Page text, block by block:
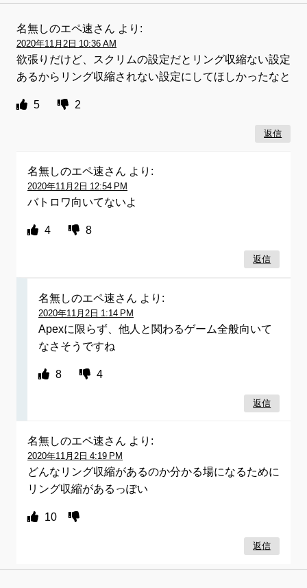
名無しのエペ速さん より:
2020年11月2日 10:36 AM
欲張りだけど、スクリムの設定だとリング収縮ない設定
あるからリング収縮されない設定にしてほしかったなと
5 2
返信
名無しのエペ速さん より:
2020年11月2日 12:54 PM
バトロワ向いてないよ
4 8
返信
名無しのエペ速さん より:
2020年11月2日 1:14 PM
Apexに限らず、他人と関わるゲーム全般向いて
なさそうですね
8 4
返信
名無しのエペ速さん より:
2020年11月2日 4:19 PM
どんなリング収縮があるのか分かる場になるために
リング収縮があるっぽい
10
返信